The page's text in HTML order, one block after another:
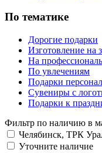
По тематике
Дорогие подарки
Изготовление на
На
По увлечениям
Подарки
Сувениры с
Подарки к
Фильтр по наличию в
Челябинск, ТРК
Уточните наличие